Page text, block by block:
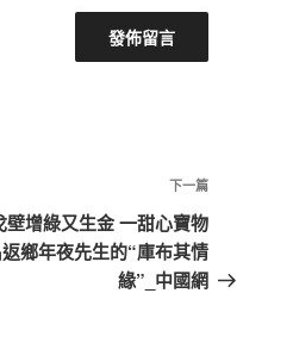
下
一
篇
文
下一篇
壁增綠又生金 一甜心寶物
鄉年夜先生的“庫布其情
緣”_中國網